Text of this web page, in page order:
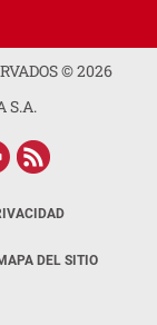
©2026
S.A.
DEL SITIO